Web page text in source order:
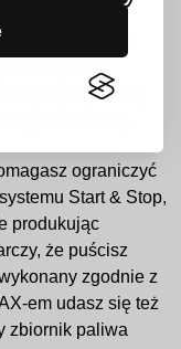
okazuje się
na śliskich i
czy tory
i tylną tarczą
pod kontrolą.
ograniczyć
Start & Stop,
produkując
że puścisz
zgodnie z
em udasz się też
zbiornik paliwa